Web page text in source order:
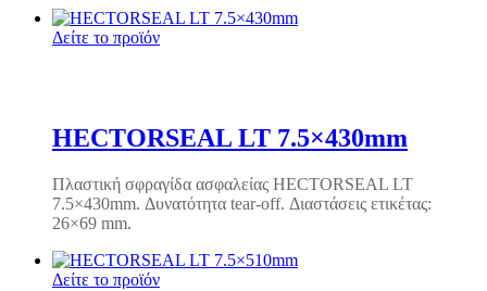
Δείτε το προϊόν
HECTORSEAL LT 7.5×430mm
Πλαστική σφραγίδα ασφαλείας HECTORSEAL LT
7.5×430mm. Δυνατότητα tear-off. Διαστάσεις ετικέτας:
26×69 mm.
Δείτε το προϊόν